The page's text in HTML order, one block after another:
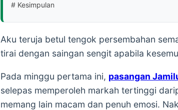
# Kesimpulan
Aku teruja betul tengok persembahan
tirai dengan saingan sengit apabila
Pada minggu pertama ini, pasangan
selepas memperoleh markah tertinggi
memang lain macam dan penuh emosi.